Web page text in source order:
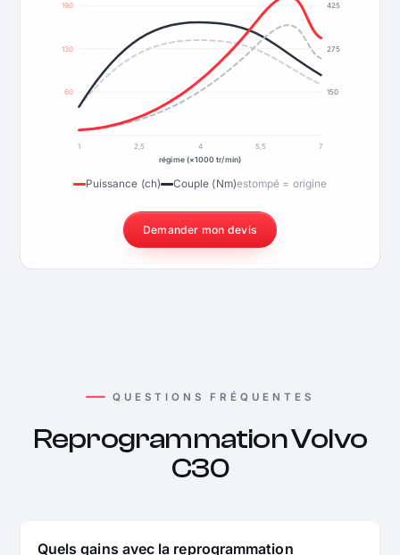
60
130
190
150
275
425
1 2,5 4 5,5
7
régime (×1000 tr/min)
Puissance (ch) Couple (Nm)estompé = origine
Demander mon devis
QUESTIONS FRÉQUENTES
Reprogrammation Volvo
C30
Quels gains avec la reprogrammation